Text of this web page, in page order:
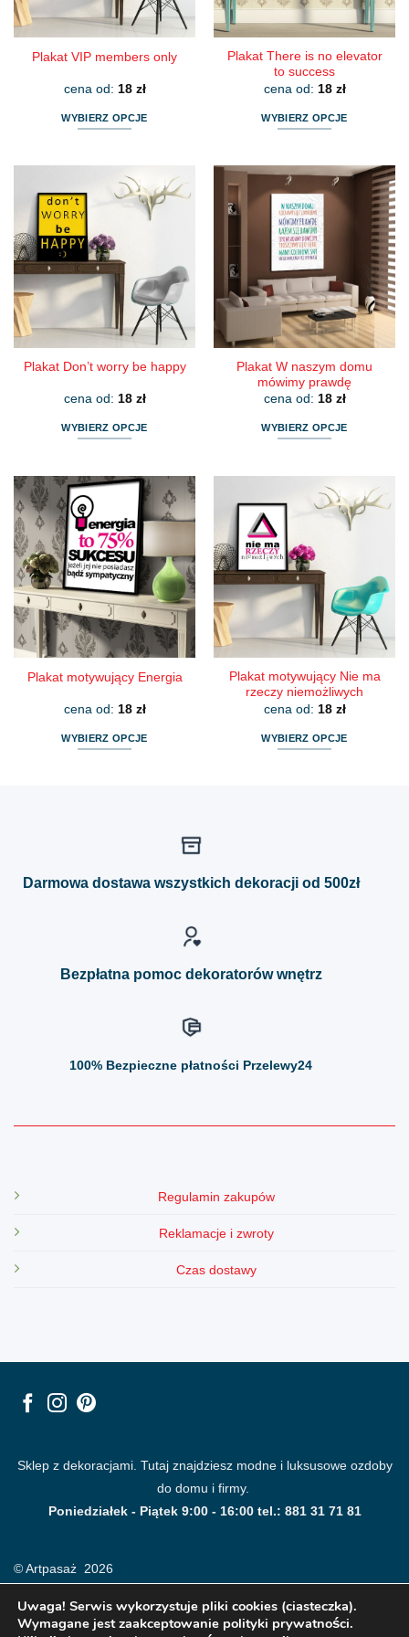
produktu
produktu
Plakat VIP members only
cena od: 18 zł
WYBIERZ OPCJE
wiele
wariantów.
Opcje
można
wybrać
na
stronie
produktu
Plakat There is no elevator
to success
cena od: 18 zł
WYBIERZ OPCJE
ma
wiele
wariantów.
Opcje
można
wybrać
na
stronie
produktu
Plakat Don’t worry be happy
cena od: 18 zł
WYBIERZ OPCJE
ma
wariantów.
Opcje
można
wybrać
na
stronie
produktu
Plakat W naszym domu
mówimy prawdę
cena od: 18 zł
WYBIERZ OPCJE
wiele
wariantów.
Opcje
można
wybrać
na
stronie
produktu
Plakat motywujący Energia
cena od: 18 zł
WYBIERZ OPCJE
Plakat motywujący Nie ma
rzeczy niemożliwych
cena od: 18 zł
WYBIERZ OPCJE
można
Darmowa dostawa wszystkich dekoracji od 500zł
Bezpłatna pomoc dekoratorów wnętrz
100% Bezpieczne płatności Przelewy24
Regulamin zakupów
Reklamacje i zwroty
Czas dostawy
Sklep z dekoracjami. Tutaj znajdziesz modne i luksusowe ozdoby
do domu i firmy.
Poniedziałek - Piątek 9:00 - 16:00 tel.: 881 31 71 81
© Artpasaż 2026
Uwaga! Serwis wykorzystuje pliki cookies (ciasteczka).
Wymagane jest zaakceptowanie polityki prywatności.